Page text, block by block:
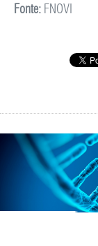
Fonte: FNOVI